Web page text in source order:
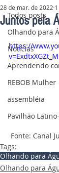
Todos posts
Olhando para
Notícias
Aprendendo
REBOB Mulher
assembléia
Pavilhão
Juntos pela
28 de mar. de 2022
https://
v=ExdtxXGZt_M
Fonte: Canal
Tags:
Olhando para
Olhando para